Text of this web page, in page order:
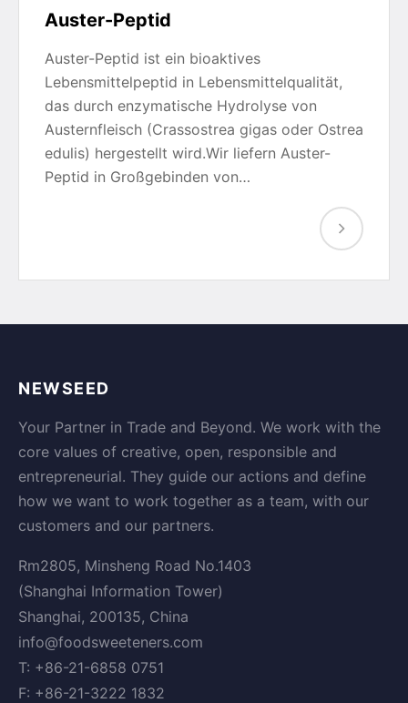
Auster-Peptid
Auster-Peptid ist ein bioaktives
Lebensmittelpeptid in Lebensmittelqualität,
das durch enzymatische Hydrolyse von
Austernfleisch (Crassostrea gigas oder Ostrea
edulis) hergestellt wird.Wir liefern Auster-
Peptid in Großgebinden von…
NEWSEED
Your Partner in Trade and Beyond. We work with the
core values of creative, open, responsible and
entrepreneurial. They guide our actions and define
how we want to work together as a team, with our
customers and our partners.
Rm2805, Minsheng Road No.1403
(Shanghai Information Tower)
Shanghai, 200135, China
info@foodsweeteners.com
T: +86-21-6858 0751
F: +86-21-3222 1832